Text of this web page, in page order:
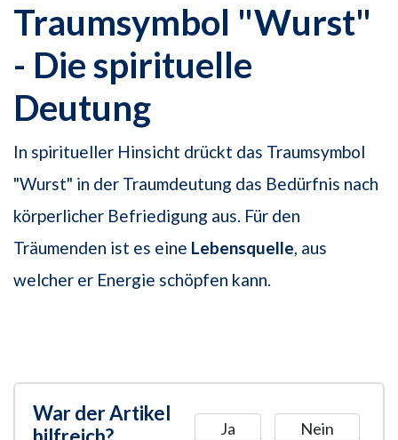
Traumsymbol "Wurst"
- Die spirituelle
Deutung
In spiritueller Hinsicht drückt das Traumsymbol
"Wurst" in der Traumdeutung das Bedürfnis nach
körperlicher Befriedigung aus. Für den
Träumenden ist es eine Lebensquelle, aus
welcher er Energie schöpfen kann.
War der Artikel
Ja Nein